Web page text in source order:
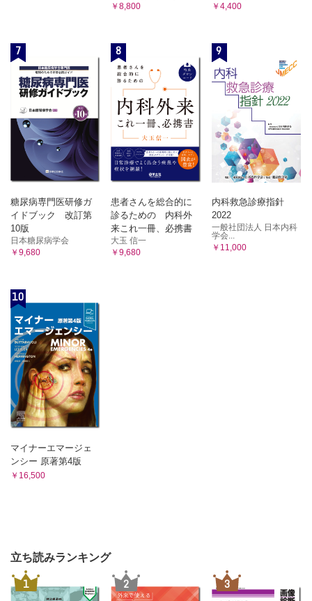
￥8,800
￥4,400
7
糖尿病専門医研修ガ
イドブック 改訂第
10版
日本糖尿病学会
￥9,680
8
患者さんを総合的に
診るための 内科外
来これ一冊、必携書
大玉 信一
￥9,680
9
内科救急診療指針
2022
一般社団法人 日本内科
学会...
￥11,000
10
マイナーエマージェ
ンシー 原著第4版
￥16,500
立ち読みランキング
1 2 3